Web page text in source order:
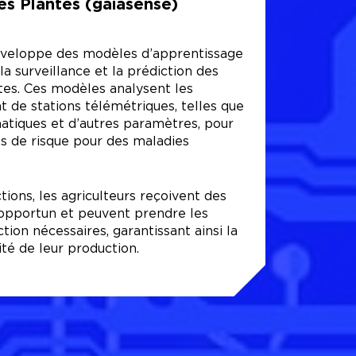
des modèles d’apprentissage
surveillance et la prédiction des
Ces modèles analysent les
de stations télémétriques, telles que
et d’autres paramètres, pour
de risque pour des maladies
les agriculteurs reçoivent des
et peuvent prendre les
nécessaires, garantissant ainsi la
de leur production.